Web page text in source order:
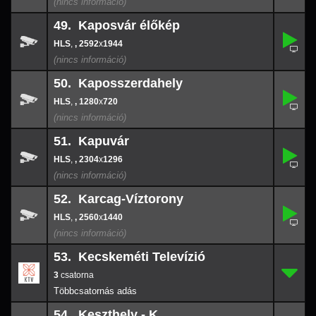
49.
49. Kaposvár élőkép
, , 2592x1944
,
2592x
50.
50. Kaposszerdahely
, , 1280x720
,
1280x
51.
51. Kapuvár
, , 2304x1296
,
2304x
52.
52. Karcag-Víztorony
, , 2560x1440
,
2560x
53.
53. Kecskeméti Televízió
3